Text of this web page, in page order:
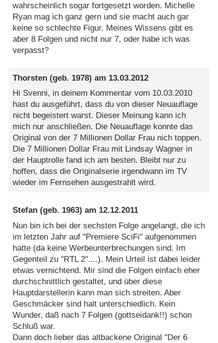
wahrscheinlich sogar fortgesetzt worden. Michelle
Ryan mag ich ganz gern und sie macht auch gar
keine so schlechte Figur. Meines Wissens gibt es
aber 8 Folgen und nicht nur 7, oder habe ich was
verpasst?
Thorsten (geb. 1978) am 13.03.2012
Hi Svenni, in deinem Kommentar vom 10.03.2010
hast du ausgeführt, dass du von dieser Neuauflage
nicht begeistert warst. Dieser Meinung kann ich
mich nur anschließen. Die Neuauflage konnte das
Original von der 7 Millionen Dollar Frau nich toppen.
Die 7 Millionen Dollar Frau mit Lindsay Wagner in
der Hauptrolle fand ich am besten. Bleibt nur zu
hoffen, dass die Originalserie irgendwann im TV
wieder im Fernsehen ausgestrahlt wird.
Stefan (geb. 1963) am 12.12.2011
Nun bin ich bei der sechsten Folge angelangt, die ich
im letzten Jahr auf "Premiere SciFi" aufgenommen
hatte (da keine Werbeunterbrechungen sind. Im
Gegenteil zu "RTL 2"....). Mein Urteil ist dabei leider
etwas vernichtend. Mir sind die Folgen einfach eher
durchschnittlich gestaltet, und über diese
Hauptdarstellerin kann man sich streiten. Aber
Geschmäcker sind halt unterschiedlich. Kein
Wunder, daß nach 7 Folgen (gottseidank!!) schon
Schluß war.
Dann doch lieber das altbackene Original "Der 6